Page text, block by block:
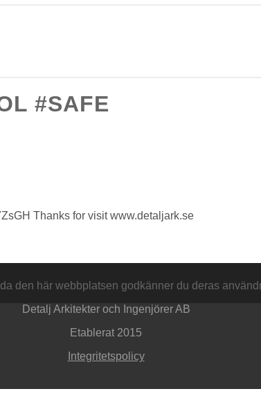
#SAFE
Thanks for visit www.detaljark.se
den här webbplatsen godkänner du deras
Detalj Arkitekter och Ingenjörer AB
Etablerat 2015
Integritetspolicy